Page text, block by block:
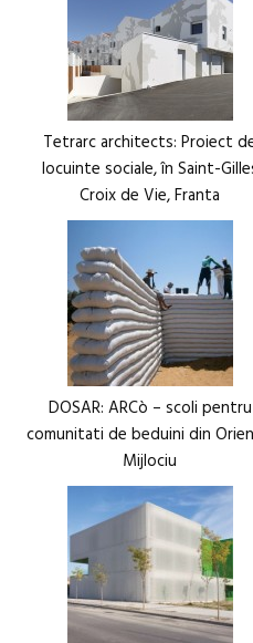
Tetrarc architects: Proiect
locuinte sociale, în Saint-
Croix de Vie, Franta
DOSAR: ARCò – scoli pentru
comunitati de beduini din
Mijlociu